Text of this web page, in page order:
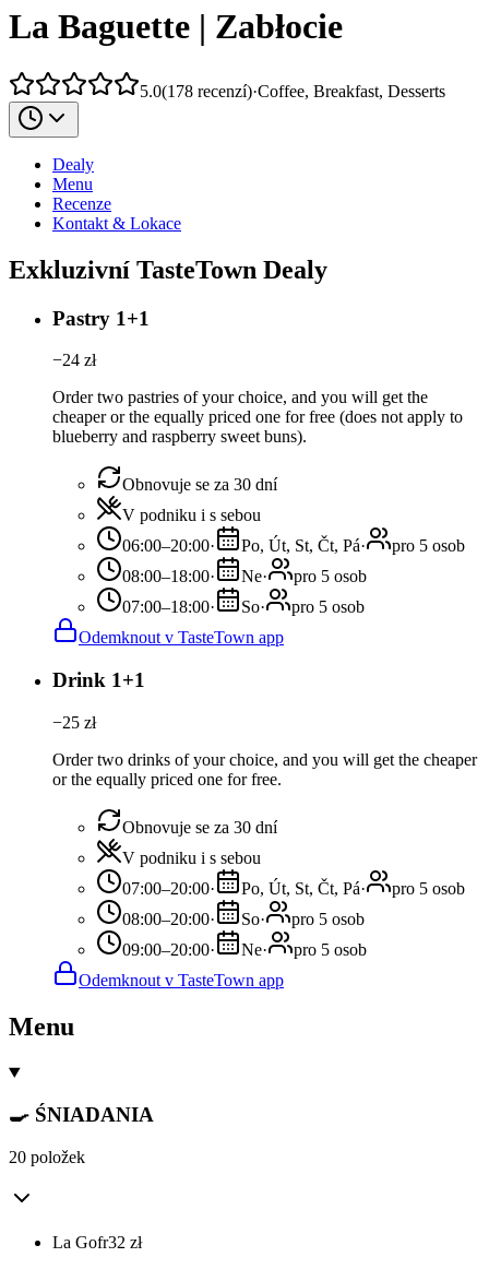
La Baguette | Zabłocie
5.0(178 recenzí)·Coffee, Breakfast, Desserts
Dealy
Menu
Recenze
Kontakt & Lokace
Exkluzivní TasteTown Dealy
Pastry 1+1
−24 zł
Order two pastries of your choice, and you will get the
cheaper or the equally priced one for free (does not apply to
blueberry and raspberry sweet buns).
Obnovuje se za 30 dní
V podniku i s sebou
06:00–20:00· Po, Út, St, Čt, Pá·
pro 5 osob
08:00–18:00· Ne·
pro 5 osob
07:00–18:00· So·
pro 5 osob
Odemknout v TasteTown app
Drink 1+1
−25 zł
Order two drinks of your choice, and you will get the cheaper
or the equally priced one for free.
Obnovuje se za 30 dní
V podniku i s sebou
07:00–20:00· Po, Út, St, Čt, Pá·
pro 5 osob
08:00–20:00· So·
pro 5 osob
09:00–20:00· Ne·
pro 5 osob
Odemknout v TasteTown app
Menu
🍳 ŚNIADANIA
20 položek
La Gofr32 zł